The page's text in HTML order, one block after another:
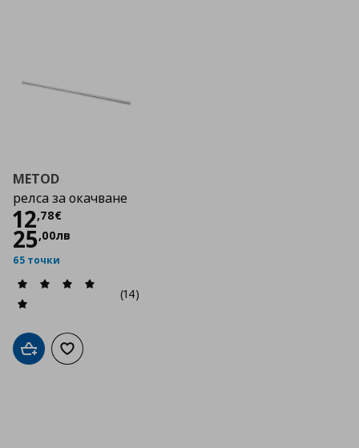
METOD
релса за окачване
12,78€
Цена
25,00лв
65 точки
(14)
Добави в кошницата
Добави към списъка с любими